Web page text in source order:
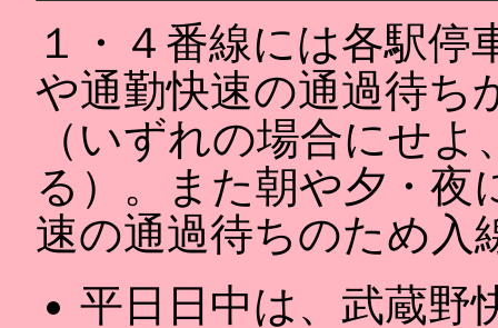
１・４番線には各駅停
や通勤快速の通過待ち
（いずれの場合にせ
る）。また朝や夕・夜
速の通過待ちのため入
平日日中は、武蔵野